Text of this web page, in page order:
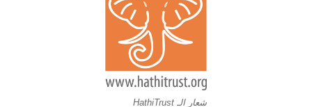
شعار الـ HathiTrust